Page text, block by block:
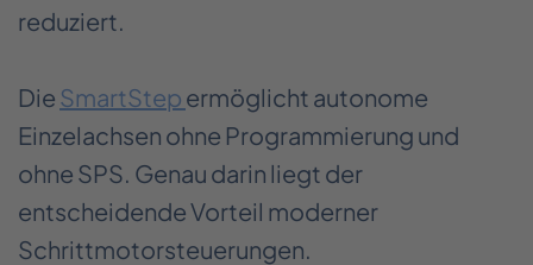
reduziert.
Die SmartStep ermöglicht autonome
Einzelachsen ohne Programmierung und
ohne SPS. Genau darin liegt der
entscheidende Vorteil moderner
Schrittmotorsteuerungen.